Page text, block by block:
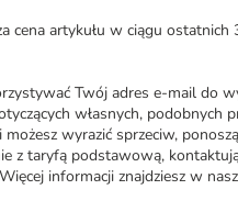
cena artykułu w ciągu ostatnich
Twój adres e-mail do
własnych, podobnych
wyrazić sprzeciw,
z taryfą podstawową,
informacji znajdziesz w